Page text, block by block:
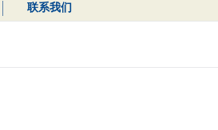
联系我们